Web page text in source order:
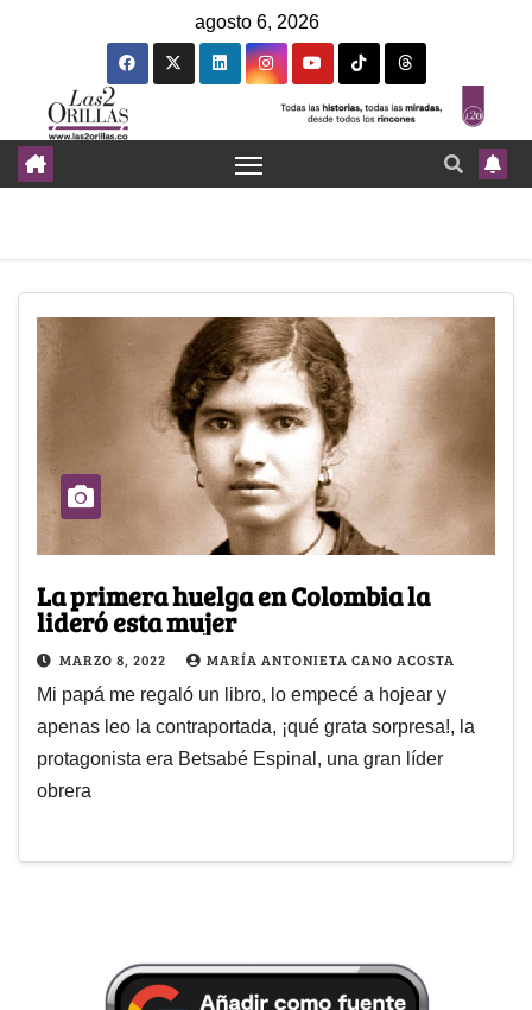
agosto 6, 2026
La primera huelga en Colombia la
lideró esta mujer
MARZO 8, 2022 MARÍA ANTONIETA CANO ACOSTA
Mi papá me regaló un libro, lo empecé a hojear y
apenas leo la contraportada, ¡qué grata sorpresa!, la
protagonista era Betsabé Espinal, una gran líder
obrera